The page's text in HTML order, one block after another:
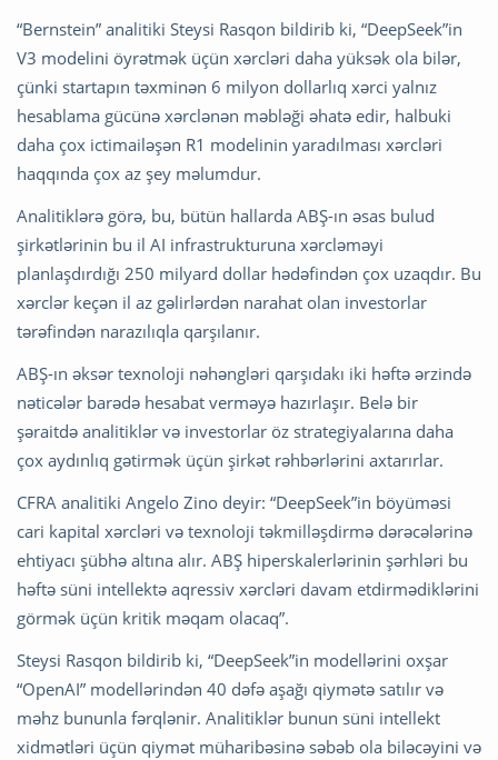
“Bernstein” analitiki Steysi Rasqon bildirib ki, “DeepSeek”in
V3 modelini öyrətmək üçün xərcləri daha yüksək ola bilər,
çünki startapın təxminən 6 milyon dollarlıq xərci yalnız
hesablama gücünə xərclənən məbləği əhatə edir, halbuki
daha çox ictimailəşən R1 modelinin yaradılması xərcləri
haqqında çox az şey məlumdur.
Analitiklərə görə, bu, bütün hallarda ABŞ-ın əsas bulud
şirkətlərinin bu il AI infrastrukturuna xərcləməyi
planlaşdırdığı 250 milyard dollar hədəfindən çox uzaqdır. Bu
xərclər keçən il az gəlirlərdən narahat olan investorlar
tərəfindən narazılıqla qarşılanır.
ABŞ-ın əksər texnoloji nəhəngləri qarşıdakı iki həftə ərzində
nəticələr barədə hesabat verməyə hazırlaşır. Belə bir
şəraitdə analitiklər və investorlar öz strategiyalarına daha
çox aydınlıq gətirmək üçün şirkət rəhbərlərini axtarırlar.
CFRA analitiki Angelo Zino deyir: “DeepSeek”in böyüməsi
cari kapital xərcləri və texnoloji təkmilləşdirmə dərəcələrinə
ehtiyacı şübhə altına alır. ABŞ hiperskalerlərinin şərhləri bu
həftə süni intellektə aqressiv xərcləri davam etdirmədiklərini
görmək üçün kritik məqam olacaq”.
Steysi Rasqon bildirib ki, “DeepSeek”in modellərini oxşar
“OpenAI” modellərindən 40 dəfə aşağı qiymətə satılır və
məhz bununla fərqlənir. Analitiklər bunun süni intellekt
xidmətləri üçün qiymət müharibəsinə səbəb ola biləcəyini və